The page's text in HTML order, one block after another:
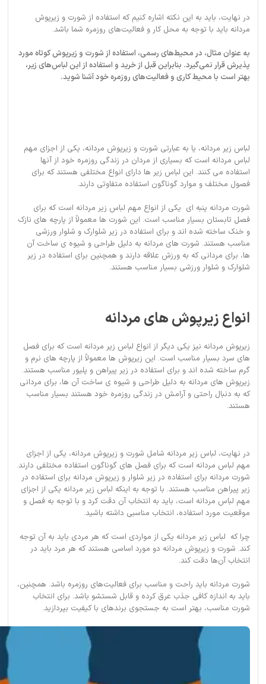
در نهایت، باید به این نکته اشاره کنیم که استفاده از شورت و زیرپوش
مردانه باید با توجه به محل کار و فعالیت‌های روزمره شما باشد.
به عنوان مثال، در محیط‌های رسمی، استفاده از شورت و زیرپوش کوتاه مورد
پذیرش قرار نمی‌گیرد. بنابراین قبل از خرید و استفاده از این لباس‌های زیر،
بهتر است با محیط کاری و فعالیت‌های روزمره خود آشنا شوید.
لباس زیر مردانه، یا به عبارتی شورت و زیرپوش مردانه، یکی از اجزای مهم
لباس مردانه است که بسیاری از مردان در زندگی روزمره خود از آنها
استفاده می کنند. این لباس زیر ها دارای انواع مختلفی هستند که برای
فصول مختلف و موارد گوناگون استفاده متفاوتی دارند.
شورت مردانه پنبه ای یکی از انواع مهم لباس زیر مردانه است که برای
فصل تابستان بسیار مناسب است. این شورت ها معمولاً از پارچه های نازک
و خنک ساخته شده اند و برای استفاده در زیر شلوارک و شلوار ورزشی
مناسب هستند. شورت های مردانه به دلیل طراحی و شیوه ی ساخت آن
ها، برای مردانی که به ورزش علاقه دارند و همچنین برای استفاده در زیر
شلوارک و شلوار ورزشی بسیار مناسب هستند.
انواع زیرپوش های مردانه
زیرپوش مردانه نیز یکی دیگر از انواع لباس زیر مردانه است که برای فصل
های سرد بسیار مناسب است. این زیرپوش ها معمولاً از پارچه های نرم و
گرم ساخته شده اند و برای استفاده در زیر پیراهن و پلیور مناسب هستند.
زیرپوش های مردانه به دلیل طراحی و شیوه ی ساخت آن ها، برای مردانی
که به دنبال راحتی و آرامش در زندگی روزمره خود هستند بسیار مناسب
هستند.
در نهایت، لباس زیر مردانه شامل شورت و زیرپوش مردانه، یکی از اجزای
مهم لباس مردانه است که برای فصل های گوناگون استفاده مختلفی دارند.
شورت مردانه برای استفاده در زیر شلوار و زیرپوش مردانه برای استفاده در
زیر پیراهن مناسب هستند. با توجه به اینکه لباس زیر مردانه یکی از اجزای
مهم لباس مردانه است، باید به انتخاب آن دقت کرد و با توجه به فصل و
موقعیت مورد استفاده، انتخاب مناسبی داشته باشید.
چرا که لباس زیر مردانه یکی از مواردی است که هر مردی باید به آن توجه
کند. شورت و زیرپوش مردانه دو مورد اساسی هستند که هر مرد باید در
انتخاب آن‌ها دقت کند.
شورت مردانه باید راحت و مناسب برای فعالیت‌های روزمره باشد. همچنین،
باید به اندازه کافی جذب عرق کرده و قابل شستشو باشد. برای انتخاب
شورت مناسب، بهتر است به جستجوی برندهای با کیفیت بپردازید.